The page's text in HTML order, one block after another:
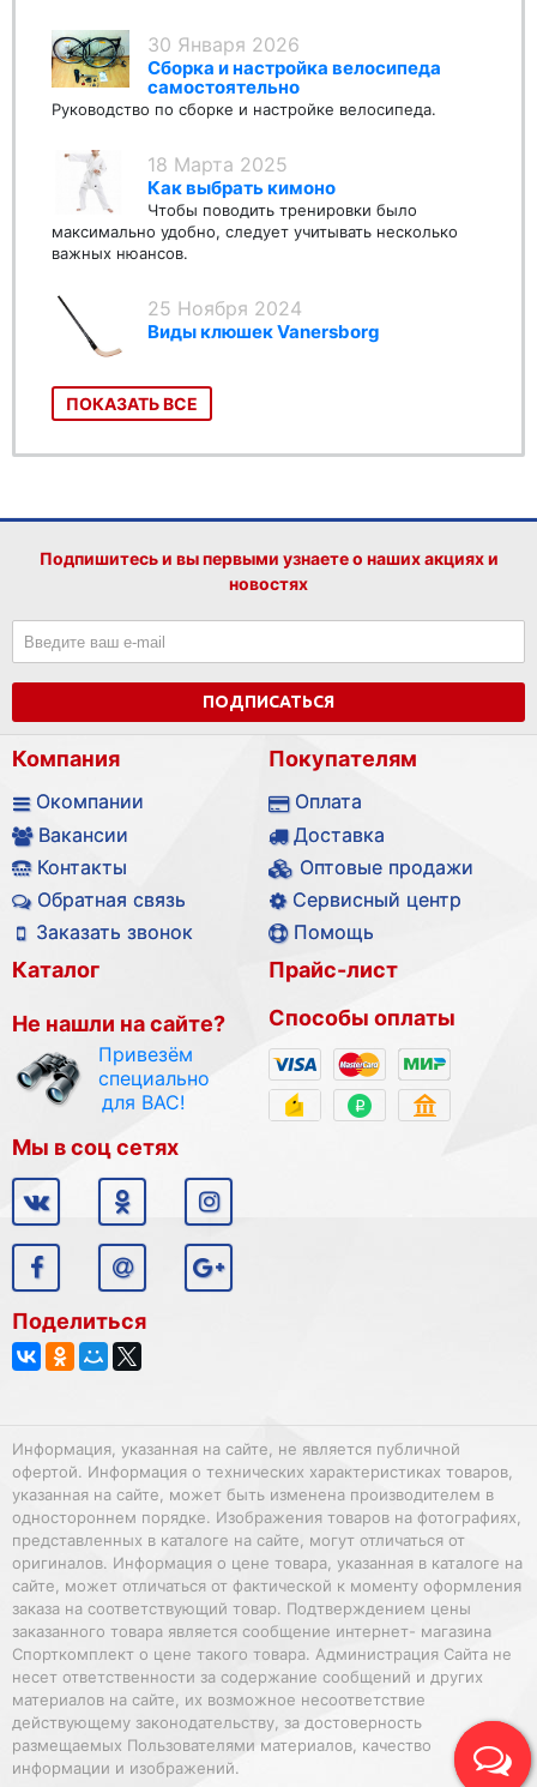
30 Января 2026
Сборка и настройка велосипеда
самостоятельно
Руководство по сборке и настройке велосипеда.
18 Марта 2025
Как выбрать кимоно
Чтобы поводить тренировки было
максимально удобно, следует учитывать несколько
важных нюансов.
25 Ноября 2024
Виды клюшек Vanersborg
ПОКАЗАТЬ ВСЕ
Подпишитесь и вы первыми узнаете о наших акциях и
новостях
ПОДПИСАТЬСЯ
Компания
Окомпании
Вакансии
Контакты
Обратная связь
Заказать звонок
Покупателям
Оплата
Доставка
Оптовые продажи
Сервисный центр
Помощь
Каталог
Не нашли на сайте?
Привезём
специально
для ВАС!
Прайс-лист
Способы оплаты
Мы в соц сетях
Поделиться
Информация, указанная на сайте, не является публичной
офертой. Информация о технических характеристиках товаров,
указанная на сайте, может быть изменена производителем в
одностороннем порядке. Изображения товаров на фотографиях,
представленных в каталоге на сайте, могут отличаться от
оригиналов. Информация о цене товара, указанная в каталоге на
сайте, может отличаться от фактической к моменту оформления
заказа на соответствующий товар. Подтверждением цены
заказанного товара является сообщение интернет- магазина
Спорткомплект о цене такого товара. Администрация Сайта не
несет ответственности за содержание сообщений и других
материалов на сайте, их возможное несоответствие
действующему законодательству, за достоверность
размещаемых Пользователями материалов, качество
информации и изображений.